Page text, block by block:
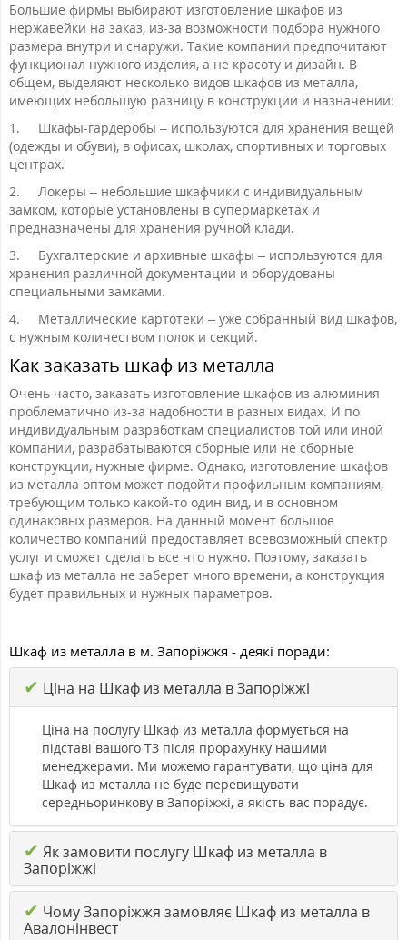
Большие фирмы выбирают изготовление шкафов из
нержавейки на заказ, из-за возможности подбора нужного
размера внутри и снаружи. Такие компании предпочитают
функционал нужного изделия, а не красоту и дизайн. В
общем, выделяют несколько видов шкафов из металла,
имеющих небольшую разницу в конструкции и назначении:
1.
Шкафы-гардеробы – используются для хранения вещей
(одежды и обуви), в офисах, школах, спортивных и торговых
центрах.
2.
Локеры – небольшие шкафчики с индивидуальным
замком, которые установлены в супермаркетах и
предназначены для хранения ручной клади.
3.
Бухгалтерские и архивные шкафы – используются для
хранения различной документации и оборудованы
специальными замками.
4.
Металлические картотеки – уже собранный вид шкафов,
с нужным количеством полок и секций.
Как заказать шкаф из металла
Очень часто, заказать изготовление шкафов из алюминия
проблематично из-за надобности в разных видах. И по
индивидуальным разработкам специалистов той или иной
компании, разрабатываются сборные или не сборные
конструкции, нужные фирме. Однако, изготовление шкафов
из металла оптом может подойти профильным компаниям,
требующим только какой-то один вид, и в основном
одинаковых размеров. На данный момент большое
количество компаний предоставляет всевозможный спектр
услуг и сможет сделать все что нужно. Поэтому, заказать
шкаф из металла не заберет много времени, а конструкция
будет правильных и нужных параметров.
Шкаф из металла в м. Запоріжжя - деякі поради:
✔ Ціна на Шкаф из металла в Запоріжжі
Ціна на послугу Шкаф из металла формується на
підставі вашого ТЗ після прорахунку нашими
менеджерами. Ми можемо гарантувати, що ціна для
Шкаф из металла не буде перевищувати
середньоринкову в Запоріжжі, а якість вас порадує.
✔ Як замовити послугу Шкаф из металла в
Запоріжжі
✔ Чому Запоріжжя замовляє Шкаф из металла в
Авалонінвест